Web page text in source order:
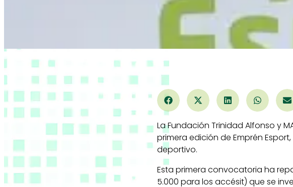
La Fundación Trinidad Alfonso y
primera edición de Emprén
deportivo.
Esta primera convocatoria ha
5.000 para los accésit) que se